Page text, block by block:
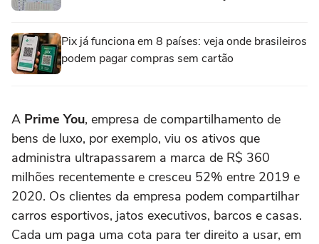
Pix já funciona em 8 países: veja onde brasileiros
podem pagar compras sem cartão
A Prime You, empresa de compartilhamento de
bens de luxo, por exemplo, viu os ativos que
administra ultrapassarem a marca de R$ 360
milhões recentemente e cresceu 52% entre 2019 e
2020. Os clientes da empresa podem compartilhar
carros esportivos, jatos executivos, barcos e casas.
Cada um paga uma cota para ter direito a usar, em